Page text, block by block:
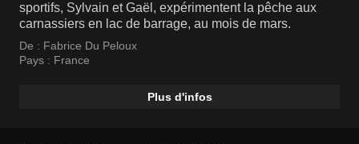
sportifs, Sylvain et Gaël, expérimentent la pêche aux
carnassiers en lac de barrage, au mois de mars.
De : Fabrice Du Peloux
Pays : France
Plus d'infos